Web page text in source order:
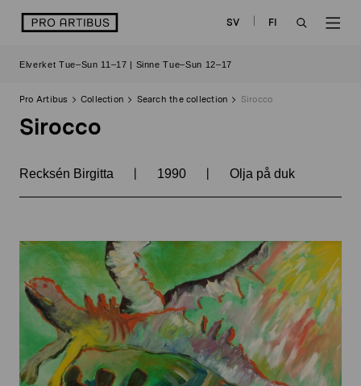
logo SV
FI
Elverket Tue–Sun 11–17 | Sinne Tue–Sun 12–17
Pro Artibus Collection Search the collection Sirocco
Sirocco
Recksén Birgitta | 1990 | Olja på duk